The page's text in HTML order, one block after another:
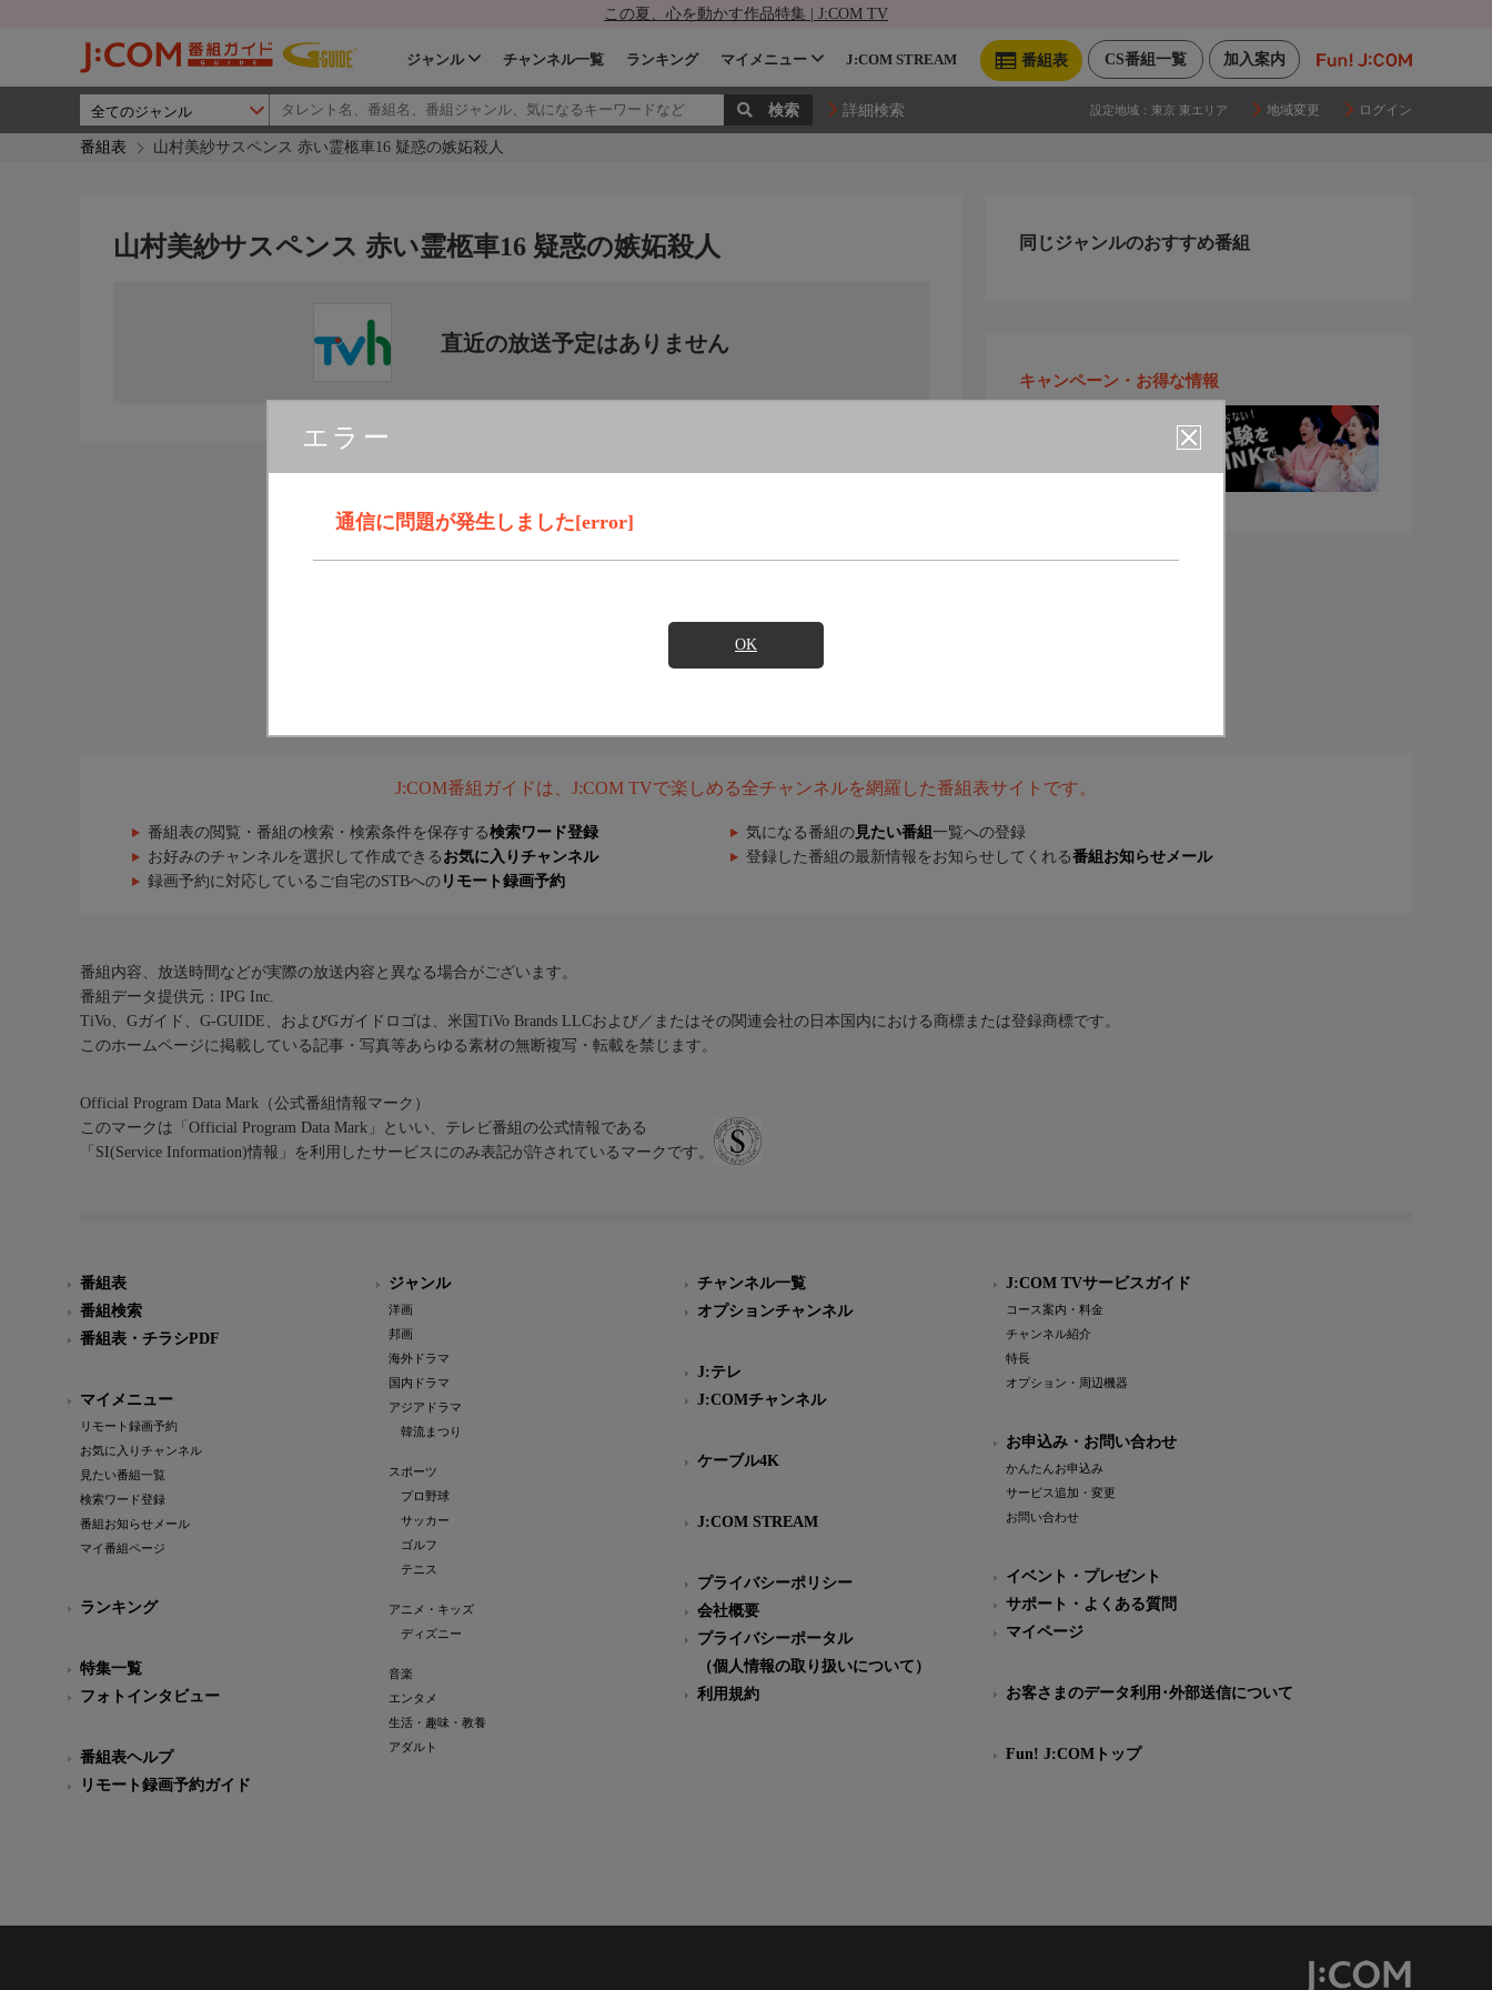
この夏、心を動かす作品特集 | J:COM TV
加入案内
CS番組一覧
番組表
ジャンル チャンネル一覧 ランキング マイメニュー J:COM STREAM
詳細検索 設定地域： 東京 東エリア 地域変更 ログイン
番組表 山村美紗サスペンス 赤い霊柩車16 疑惑の嫉妬殺人
エラー
通信に問題が発生しました[error]
OK
山村美紗サスペンス 赤い霊柩車16 疑惑の嫉妬殺人
直近の放送予定はありません
同じジャンルのおすすめ番組
キャンペーン・お得な情報
J:COM番組ガイドは、J:COM TVで楽しめる全チャンネルを網羅した番組表サイトです。
番組表の閲覧・番組の検索・検索条件を保存する検索ワード登録 気になる番組の 見たい番組 一覧への登録
お好みのチャンネルを選択して作成できる お気に入りチャンネル 登録した番組の最新情報をお知らせしてくれる番組お知らせメール
録画予約に対応しているご自宅のSTBへの リモート録画予約
番組内容、放送時間などが実際の放送内容と異なる場合がございます。
番組データ提供元：IPG Inc.
TiVo、Gガイド、G-GUIDE、およびGガイドロゴは、米国TiVo Brands LLCおよび／またはその関連会社の日本国内における商標または登録商標です。
このホームページに掲載している記事・写真等あらゆる素材の無断複写・転載を禁じます。
Official Program Data Mark（公式番組情報マーク）
このマークは「Official Program Data Mark」といい、テレビ番組の公式情報である
「SI(Service Information)情報」を利用したサービスにのみ表記が許されているマークです。
番組表
番組検索
番組表・チラシPDF
マイメニュー
リモート録画予約
お気に入りチャンネル
見たい番組一覧
検索ワード登録
番組お知らせメール
マイ番組ページ
ランキング
特集一覧
フォトインタビュー
番組表ヘルプ
リモート録画予約ガイド
ジャンル
洋画
邦画
海外ドラマ
国内ドラマ
アジアドラマ
韓流まつり
スポーツ
プロ野球
サッカー
ゴルフ
テニス
アニメ・キッズ
ディズニー
音楽
エンタメ
生活・趣味・教養
アダルト
チャンネル一覧
オプションチャンネル
J:テレ
J:COMチャンネル
ケーブル4K
J:COM STREAM
プライバシーポリシー
会社概要
プライバシーポータル
（個人情報の取り扱いについて）
利用規約
J:COM TVサービスガイド
コース案内・料金
チャンネル紹介
特長
オプション・周辺機器
お申込み・お問い合わせ
かんたんお申込み
サービス追加・変更
お問い合わせ
イベント・プレゼント
サポート・よくある質問
マイページ
お客さまのデータ利用･外部送信について
Fun! J:COMトップ